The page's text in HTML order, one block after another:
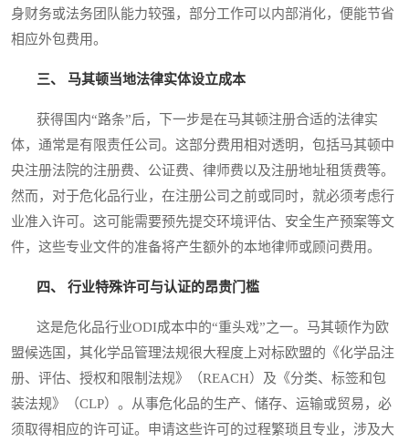
身财务或法务团队能力较强，部分工作可以内部消化，便能节省
相应外包费用。
三、 马其顿当地法律实体设立成本
获得国内“路条”后，下一步是在马其顿注册合适的法律实
体，通常是有限责任公司。这部分费用相对透明，包括马其顿中
央注册法院的注册费、公证费、律师费以及注册地址租赁费等。
然而，对于危化品行业，在注册公司之前或同时，就必须考虑行
业准入许可。这可能需要预先提交环境评估、安全生产预案等文
件，这些专业文件的准备将产生额外的本地律师或顾问费用。
四、 行业特殊许可与认证的昂贵门槛
这是危化品行业ODI成本中的“重头戏”之一。马其顿作为欧
盟候选国，其化学品管理法规很大程度上对标欧盟的《化学品注
册、评估、授权和限制法规》（REACH）及《分类、标签和包
装法规》（CLP）。从事危化品的生产、储存、运输或贸易，必
须取得相应的许可证。申请这些许可的过程繁琐且专业，涉及大